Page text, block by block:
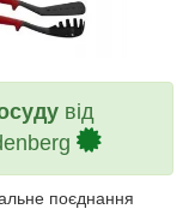
від
поєднання